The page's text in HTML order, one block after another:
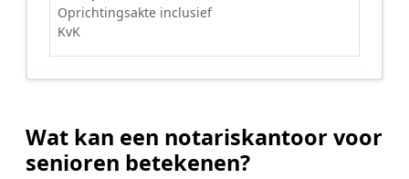
Oprichtingsakte inclusief
KvK
Wat kan een notariskantoor voor
senioren betekenen?